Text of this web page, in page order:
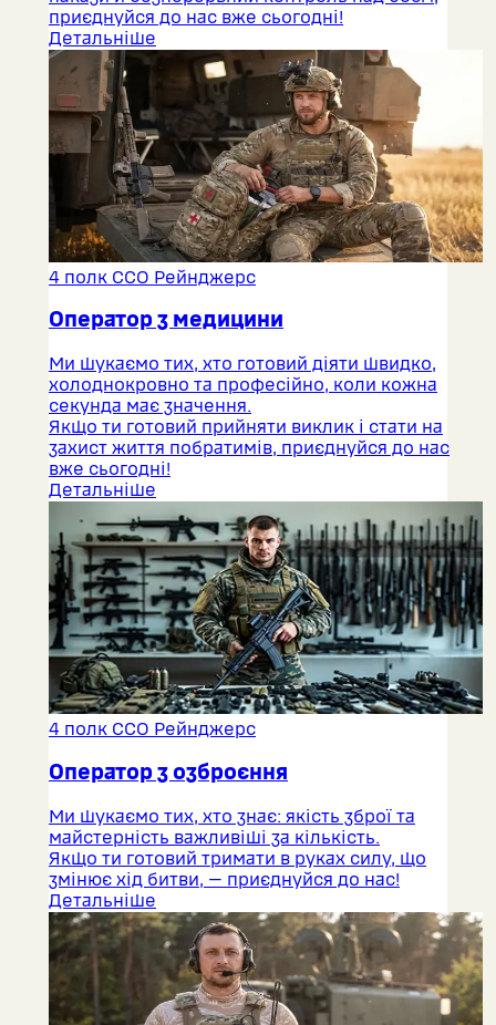
приєднуйся до нас вже сьогодні!
Детальніше
4 полк ССО Рейнджерс
Оператор з медицини
Ми шукаємо тих, хто готовий діяти швидко,
холоднокровно та професійно, коли кожна
секунда має значення.
Якщо ти готовий прийняти виклик і стати на
захист життя побратимів, приєднуйся до нас
вже сьогодні!
Детальніше
4 полк ССО Рейнджерс
Оператор з озброєння
Ми шукаємо тих, хто знає: якість зброї та
майстерність важливіші за кількість.
Якщо ти готовий тримати в руках силу, що
змінює хід битви, — приєднуйся до нас!
Детальніше